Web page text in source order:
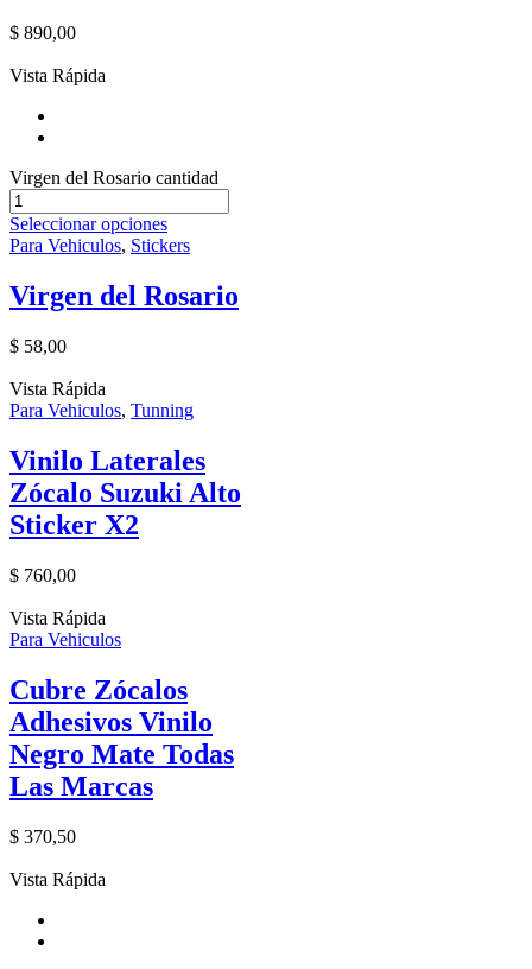
$ 890,00
Vista Rápida
Virgen del Rosario cantidad
Seleccionar opciones
Para Vehiculos, Stickers
Virgen del Rosario
$ 58,00
Vista Rápida
Para Vehiculos, Tunning
Vinilo Laterales
Zócalo Suzuki Alto
Sticker X2
$ 760,00
Vista Rápida
Para Vehiculos
Cubre Zócalos
Adhesivos Vinilo
Negro Mate Todas
Las Marcas
$ 370,50
Vista Rápida